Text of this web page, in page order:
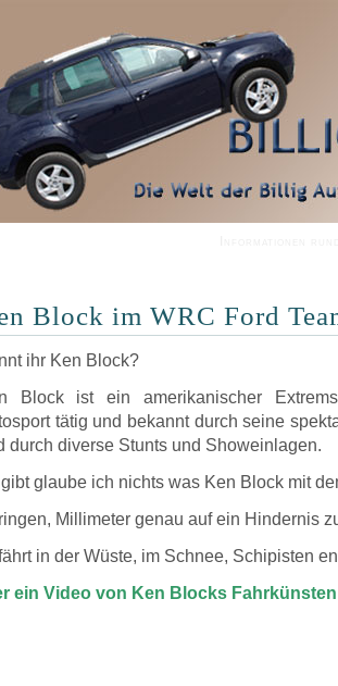
Block im WRC Ford
ihr Ken Block?
Block ist ein amerikanischer
tätig und bekannt durch seine
durch diverse Stunts und Showeinlagen.
glaube ich nichts was Ken Block mit
Millimeter genau auf ein Hindernis
in der Wüste, im Schnee, Schipisten
ein Video von Ken Blocks